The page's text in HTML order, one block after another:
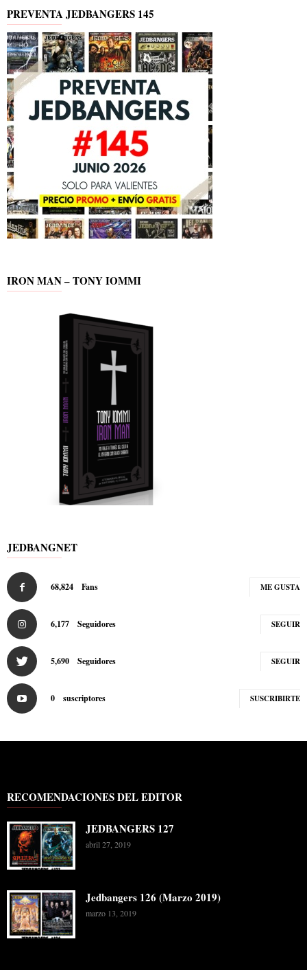
PREVENTA JEDBANGERS 145
IRON MAN – TONY IOMMI
JEDBANGNET
68,824 Fans ME GUSTA
6,177 Seguidores SEGUIR
5,690 Seguidores SEGUIR
0 suscriptores SUSCRIBIRTE
RECOMENDACIONES DEL EDITOR
JEDBANGERS 127
abril 27, 2019
Jedbangers 126 (Marzo 2019)
marzo 13, 2019